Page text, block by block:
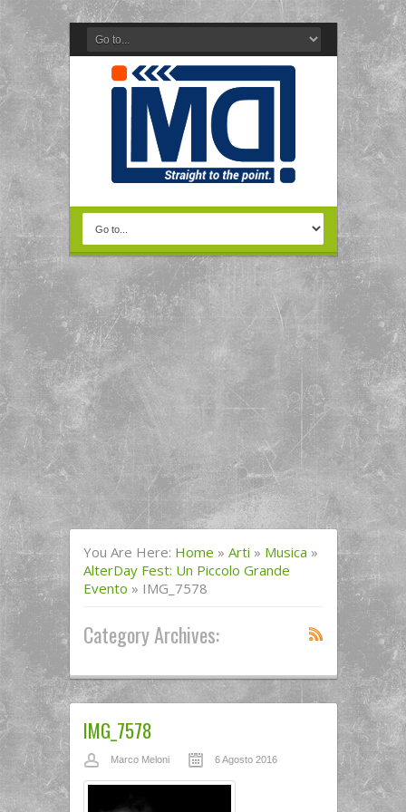
You Are Here: Home » Arti » Musica »
AlterDay Fest: Un Piccolo Grande
Evento » IMG_7578
Category Archives:
IMG_7578
Marco Meloni 6 Agosto 2016